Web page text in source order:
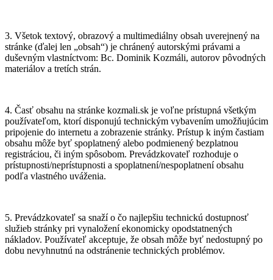
3. Všetok textový, obrazový a multimediálny obsah uverejnený na
stránke (ďalej len „obsah“) je chránený autorskými právami a
duševným vlastníctvom: Bc. Dominik Kozmáli, autorov pôvodných
materiálov a tretích strán.
4. Časť obsahu na stránke kozmali.sk je voľne prístupná všetkým
používateľom, ktorí disponujú technickým vybavením umožňujúcim
pripojenie do internetu a zobrazenie stránky. Prístup k iným častiam
obsahu môže byť spoplatnený alebo podmienený bezplatnou
registráciou, či iným spôsobom. Prevádzkovateľ rozhoduje o
prístupnosti/neprístupnosti a spoplatnení/nespoplatnení obsahu
podľa vlastného uváženia.
5. Prevádzkovateľ sa snaží o čo najlepšiu technickú dostupnosť
služieb stránky pri vynaložení ekonomicky opodstatnených
nákladov. Používateľ akceptuje, že obsah môže byť nedostupný po
dobu nevyhnutnú na odstránenie technických problémov.